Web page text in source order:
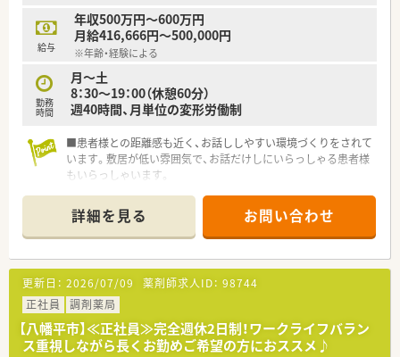
給与
年収500万円～600万円
月給416,666円～500,000円
※年齢・経験による
勤務
時間
月～土
8：30～19：00（休憩60分）
週40時間、月単位の変形労働制
■患者様との距離感も近く、お話ししやすい環境づくりをされて
います。敷居が低い雰囲気で、お話だけしにいらっしゃる患者様
もいらっしゃいます。
方箋がFAXで届くことも多く、信頼されている薬局です。
■店舗は入りやすい造りになっており、雰囲気もいい店内です。
■スタッフ同士もコミュニケーションが取れており、働きやすい
環境です。困ったときも相談しやすい雰囲気づくりをされてい
ます。
■機材への投資も惜しまず、スタッフが安心して働ける環境を整
えています。
詳細を見る お問い合わせ
更新日： 2026/07/09 薬剤師求人ID： 98744
正社員
調剤薬局
【八幡平市】≪正社員≫完全週休2日制！ワークライフバラン
ス重視しながら長くお勤めご希望の方におススメ♪